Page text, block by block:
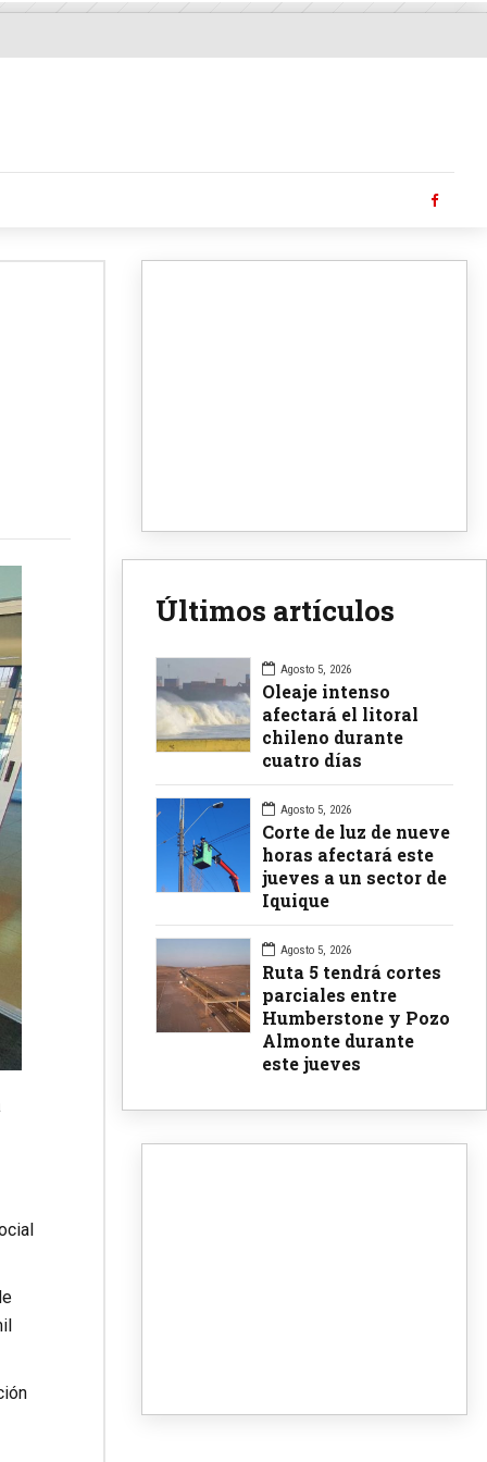
Últimos artículos
Agosto 5, 2026
Oleaje intenso
afectará el litoral
chileno durante
cuatro días
Agosto 5, 2026
Corte de luz de nueve
horas afectará este
jueves a un sector de
Iquique
Agosto 5, 2026
Ruta 5 tendrá cortes
parciales entre
Humberstone y Pozo
Almonte durante
este jueves